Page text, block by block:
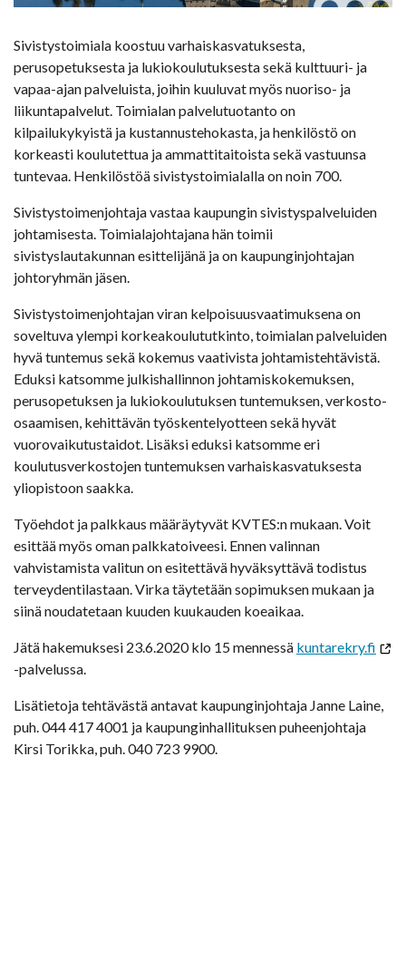
Sivistystoimiala koostuu varhaiskasvatuksesta,
perusopetuksesta ja lukiokoulutuksesta sekä kulttuuri- ja
vapaa-ajan palveluista, joihin kuuluvat myös nuoriso- ja
liikuntapalvelut. Toimialan palvelutuotanto on
kilpailukykyistä ja kustannustehokasta, ja henkilöstö on
korkeasti koulutettua ja ammattitaitoista sekä vastuunsa
tuntevaa. Henkilöstöä sivistystoimialalla on noin 700.
Sivistystoimenjohtaja vastaa kaupungin sivistyspalveluiden
johtamisesta. Toimialajohtajana hän toimii
sivistyslautakunnan esittelijänä ja on kaupunginjohtajan
johtoryhmän jäsen.
Sivistystoimenjohtajan viran kelpoisuusvaatimuksena on
soveltuva ylempi korkeakoulututkinto, toimialan palveluiden
hyvä tuntemus sekä kokemus vaativista johtamistehtävistä.
Eduksi katsomme julkishallinnon johtamiskokemuksen,
perusopetuksen ja lukiokoulutuksen tuntemuksen, verkosto-
osaamisen, kehittävän työskentelyotteen sekä hyvät
vuorovaikutustaidot. Lisäksi eduksi katsomme eri
koulutusverkostojen tuntemuksen varhaiskasvatuksesta
yliopistoon saakka.
Työehdot ja palkkaus määräytyvät KVTES:n mukaan. Voit
esittää myös oman palkkatoiveesi. Ennen valinnan
vahvistamista valitun on esitettävä hyväksyttävä todistus
terveydentilastaan. Virka täytetään sopimuksen mukaan ja
siinä noudatetaan kuuden kuukauden koeaikaa.
Jätä hakemuksesi 23.6.2020 klo 15 mennessä kuntarekry.fi
-palvelussa.
Lisätietoja tehtävästä antavat kaupunginjohtaja Janne Laine,
puh. 044 417 4001 ja kaupunginhallituksen puheenjohtaja
Kirsi Torikka, puh. 040 723 9900.